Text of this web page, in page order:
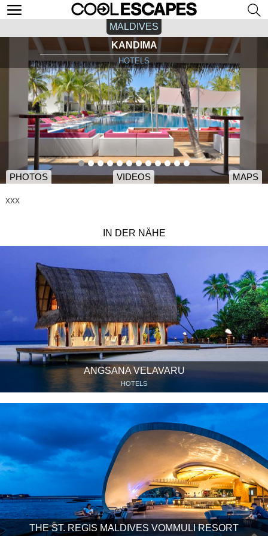
MALDIVES
KANDIMA
HOTELS
PHOTOS VIDEOS MAPS
xxx
IN DER NÄHE
ANGSANA VELAVARU
HOTELS
THE ST. REGIS MALDIVES VOMMULI RESORT